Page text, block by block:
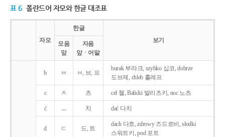
표 6 폴란드어 자모와 한글 대조표
자모
한글
보기
모음
앞
자음
앞ㆍ어말
b ㅂ ㅂ, 브, 프
burak 부라크, szybko 십코, dobrze
도브제, chleb 흘레프
c ㅊ 츠 cel 첼, Balicki 발리츠키, noc 노츠
ć ㅡ 치 dać 다치
d ㄷ 드, 트
dach 다흐, zdrowy 즈드로비, słodki
스워트키, pod 포트